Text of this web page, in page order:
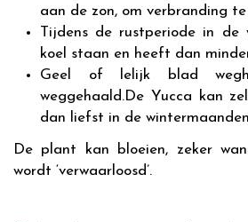
aan de zon, om verbranding te
Tijdens de rustperiode in
koel staan en heeft dan
Geel of lelijk blad
weggehaald.De Yucca kan
dan liefst in de
De plant kan bloeien, zeker
wordt ‘verwaarloosd’.